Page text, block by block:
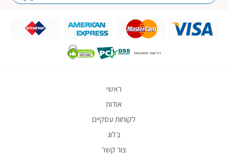
ראשי
אודות
לקוחות עסקיים
בלוג
צור קשר